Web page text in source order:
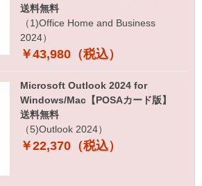
送料無料
（1)Office Home and Business
2024）
￥43,980（税込）
Microsoft Outlook 2024 for
Windows/Mac【POSAカード版】
送料無料
（5)Outlook 2024）
￥22,370（税込）